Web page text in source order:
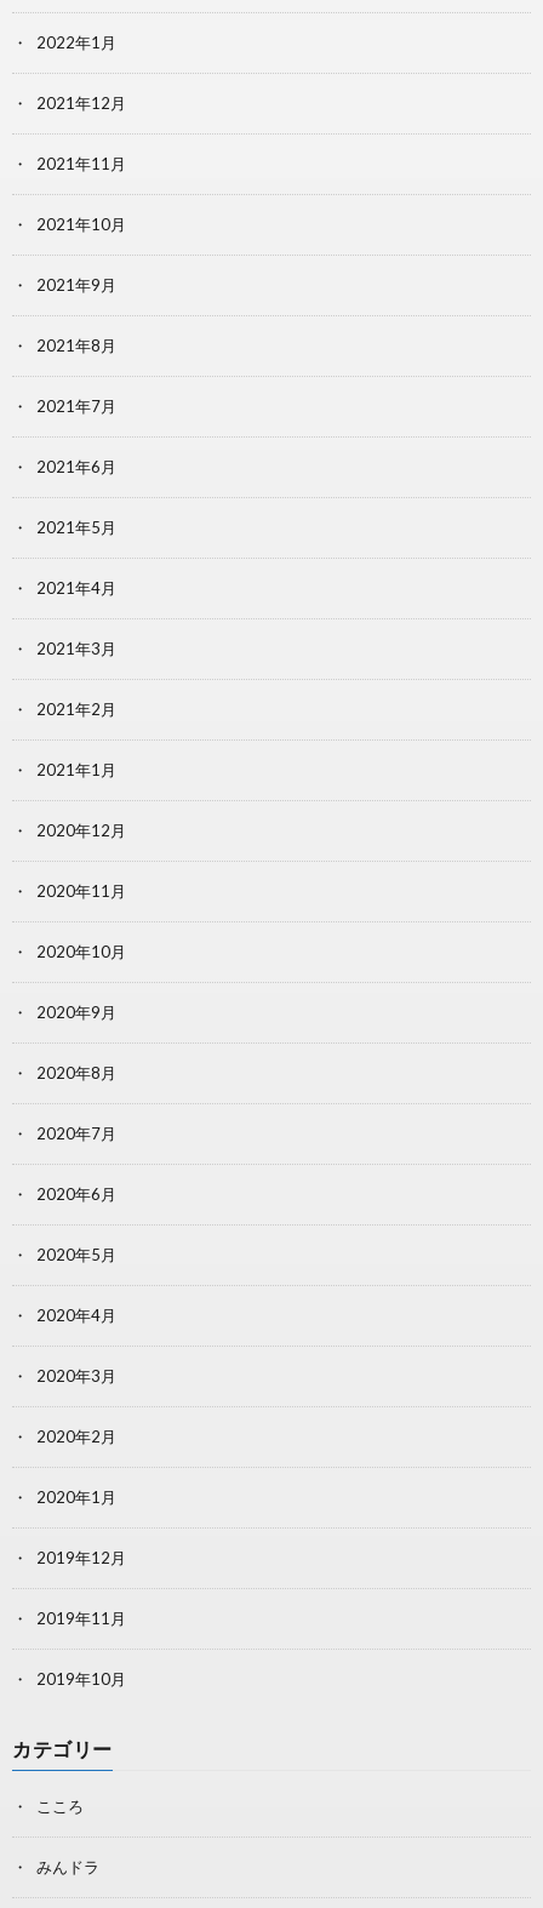
2022年1月
2021年12月
2021年11月
2021年10月
2021年9月
2021年8月
2021年7月
2021年6月
2021年5月
2021年4月
2021年3月
2021年2月
2021年1月
2020年12月
2020年11月
2020年10月
2020年9月
2020年8月
2020年7月
2020年6月
2020年5月
2020年4月
2020年3月
2020年2月
2020年1月
2019年12月
2019年11月
2019年10月
カテゴリー
こころ
みんドラ